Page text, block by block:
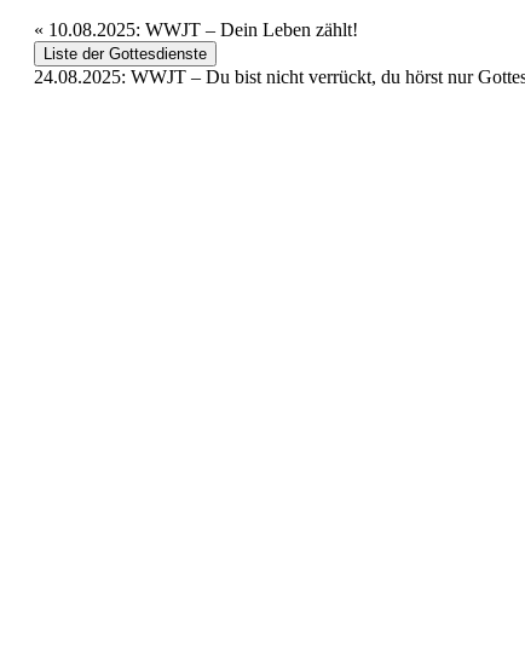
« 10.08.2025: WWJT – Dein Leben zählt!
Liste der Gottesdienste
24.08.2025: WWJT – Du bist nicht verrückt, du hörst nur